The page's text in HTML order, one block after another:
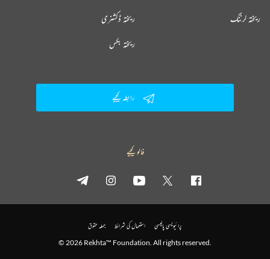
ریختہ ڈکشنری ریختہ لرننگ
ریختہ بکس
رابطہ کیجیے
فالو کیجیے
پرائیویسی پالیسی استعمال کی شرائط جملہ حقوق
© 2026 Rekhta™ Foundation. All rights reserved.